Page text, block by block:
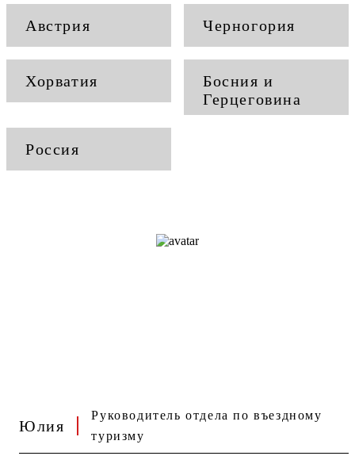
Австрия Черногория
Хорватия
Босния и
Герцеговина
Россия
Юлия
Руководитель отдела по въездному
туризму